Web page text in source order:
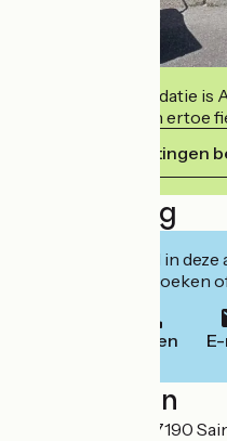
Deze accommodatie
en verbindt zich ertoe
Haar verplichtingen
Beschrijving
Geïnteresseerd in
website om te boeken
Bellen
Localisation
3 Place du pont 07190